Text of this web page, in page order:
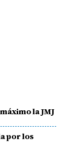
la JMJ
por los